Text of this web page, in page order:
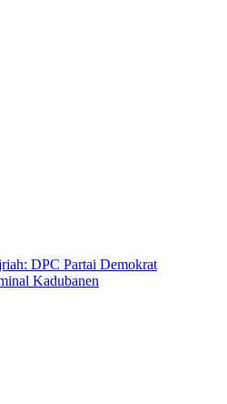
DPC Partai Demokrat
Kadubanen